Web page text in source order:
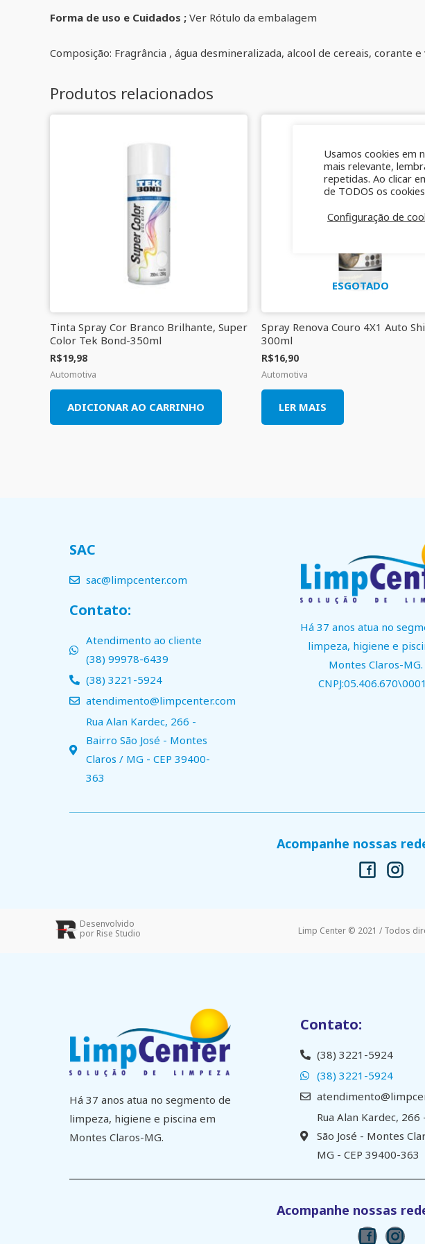
Forma de uso e Cuidados ; Ver Rótulo da embalagem
Composição: Fragrância , água desmineralizada, alcool de cereais, corante e
Produtos relacionados
Tinta Spray Cor Branco Brilhante, Super
Color Tek Bond-350ml
R$19,98
Automotiva
ADICIONAR AO CARRINHO
ESGOTADO
Spray Renova Couro 4X1 Auto
300ml
R$16,90
Automotiva
LER MAIS
SAC
sac@limpcenter.com
Contato:
Atendimento ao cliente
(38) 99978-6439
(38) 3221-5924
atendimento@limpcenter.com
Rua Alan Kardec, 266 -
Bairro São José - Montes
Claros / MG - CEP 39400-
363
Há 37 anos atua no
limpeza, higiene e
Montes Claros-
Acompanhe nossas
Desenvolvido
por Rise Studio
Limp Center © 2021 / Todos
Há 37 anos atua no segmento de
limpeza, higiene e piscina em
Montes Claros-MG.
Contato:
(38) 3221-5924
(38) 3221-5924
Rua Alan Kardec,
São José - Montes
MG - CEP 39400-363
Acompanhe nossas
Usamos cookies em
mais relevante,
repetidas. Ao clicar
de TODOS os
Configuração de